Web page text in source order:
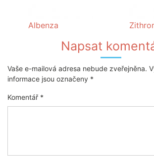
Albenza
Napsat
Vaše e-mailová adresa nebude zveřejněna.
informace jsou označeny *
Komentář *